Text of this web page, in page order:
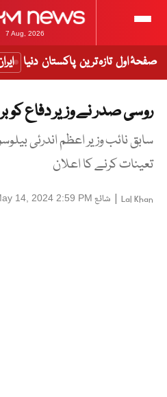
7 Aug, 2026
صفحۂ اول تازہ ترین پاکستان دنیا
روسی صدر نے وزیر دفاع کو
سابق نائب وزیر اعظم اندرئی
تعینات کرنے کا اعلان
Lal Khan
| شائع 14, 2024 2:59 PM